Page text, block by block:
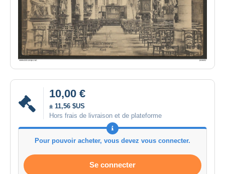
10,00 €
± 11,56 $US
Hors frais de livraison et de plateforme
Pour pouvoir acheter, vous devez vous connecter.
Se connecter